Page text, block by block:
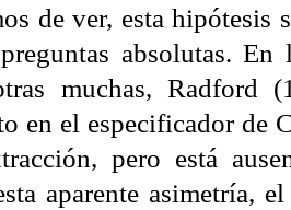
de ver, esta
absolutas. En
muchas, Radford
en el especificador de
pero está
aparente asimetría,